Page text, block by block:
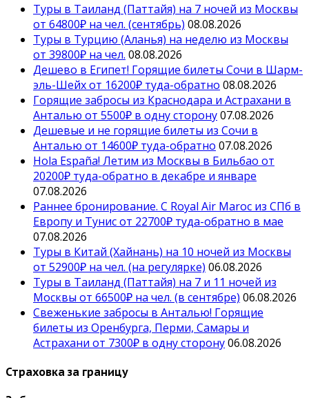
Туры в Таиланд (Паттайя) на 7 ночей из Москвы
от 64800₽ на чел. (сентябрь) 08.08.2026
Туры в Турцию (Аланья) на неделю из Москвы
от 39800₽ на чел. 08.08.2026
Дешево в Египет! Горящие билеты Сочи в Шарм-
эль-Шейх от 16200₽ туда-обратно 08.08.2026
Горящие забросы из Краснодара и Астрахани в
Анталью от 5500₽ в одну сторону07.08.2026
Дешевые и не горящие билеты из Сочи в
Анталью от 14600₽ туда-обратно 07.08.2026
Hola España! Летим из Москвы в Бильбао от
20200₽ туда-обратно в декабре и январе
07.08.2026
Раннее бронирование. С Royal Air Maroc из СПб в
Европу и Тунис от 22700₽ туда-обратно в мае
07.08.2026
Туры в Китай (Хайнань) на 10 ночей из Москвы
от 52900₽ на чел. (на регулярке) 06.08.2026
Туры в Таиланд (Паттайя) на 7 и 11 ночей из
Москвы от 66500₽ на чел. (в сентябре) 06.08.2026
Свеженькие забросы в Анталью! Горящие
билеты из Оренбурга, Перми, Самары и
Астрахани от 7300₽ в одну сторону06.08.2026
Страховка за границу